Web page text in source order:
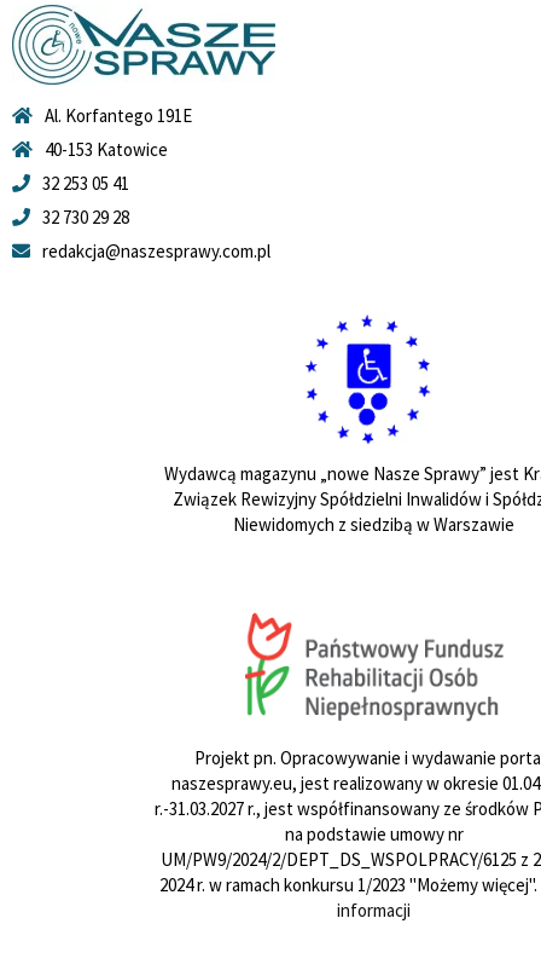
Al. Korfantego 191E
40-153 Katowice
32 253 05 41
32 730 29 28
redakcja@naszesprawy.com.pl
Wydawcą magazynu „nowe Nasze Sprawy” jest
Związek Rewizyjny Spółdzielni Inwalidów i
Niewidomych z siedzibą w Warszawie
Projekt pn. Opracowywanie i wydawanie
naszesprawy.eu, jest realizowany w okresie
r.-31.03.2027 r., jest współfinansowany ze środków
na podstawie umowy nr
UM/PW9/2024/2/DEPT_DS_WSPOLPRACY/6125 z
2024 r. w ramach konkursu 1/2023 "Możemy więcej".
informacji